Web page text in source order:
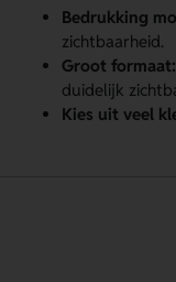
Bedrukking
zichtbaarheid.
Groot formaat:
duidelijk
Kies uit veel